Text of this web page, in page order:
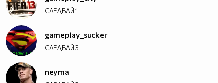
СЛЕДВАЙ1
gameplay_sucker
СЛЕДВАЙ3
neyma